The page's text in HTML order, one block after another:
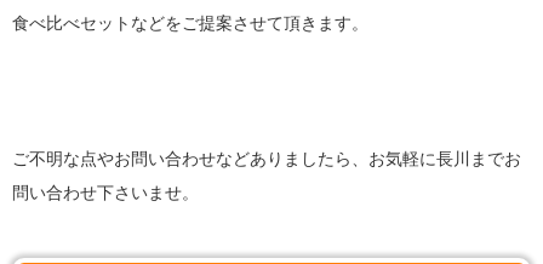
食べ比べセットなどをご提案させて頂きます。
ご不明な点やお問い合わせなどありましたら、お気軽に長川までお
問い合わせ下さいませ。